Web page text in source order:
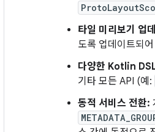
타일 미리보기 업
도록 업데이트되
다양한 Kotlin
기타 모든 API (예:
동적 서비스 전환: